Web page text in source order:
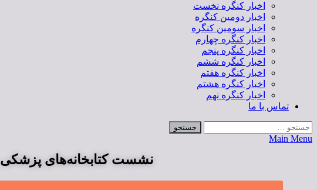
اخبار کنگره نخست
اخبار دومین کنگره
اخبار سومین کنگره
اخبار کنگره چهارم
اخبار کنگره پنجم
اخبار کنگره ششم
اخبار کنگره هفتم
اخبار کنگره هشتم
اخبار کنگره نهم
تماس با ما
Main Menu
نشست کتابخانه‌های پزشکی